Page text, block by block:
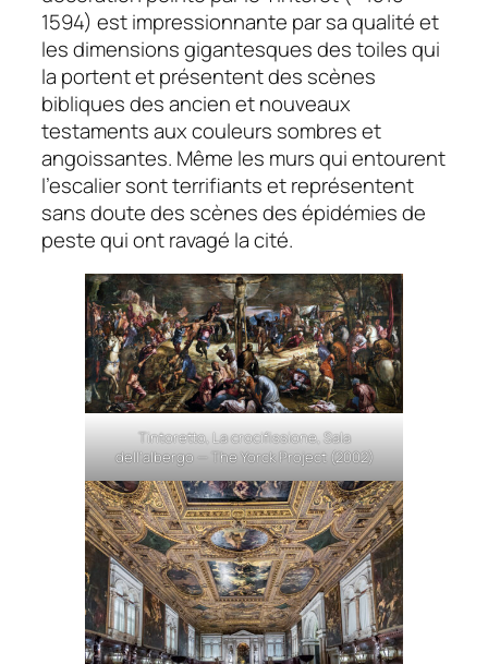
1594) est impressionnante par sa qualité et
les dimensions gigantesques des toiles qui
la portent et présentent des scènes
bibliques des ancien et nouveaux
testaments aux couleurs sombres et
angoissantes. Même les murs qui entourent
l’escalier sont terrifiants et représentent
sans doute des scènes des épidémies de
peste qui ont ravagé la cité.
Tintoretto, La crocifissione, Sala
dell’albergo — The Yorck Project (2002)